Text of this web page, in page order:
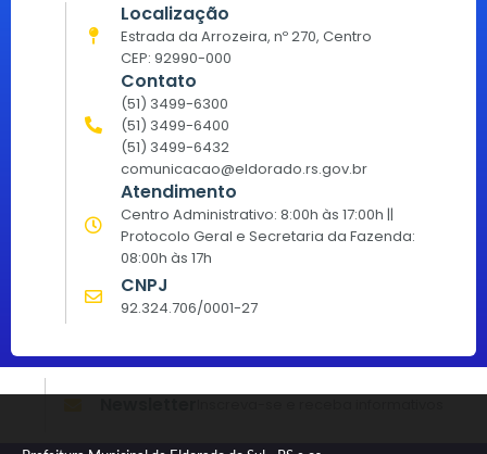
Localização
Estrada da Arrozeira, nº 270, Centro
CEP: 92990-000
Contato
(51) 3499-6300
(51) 3499-6400
(51) 3499-6432
comunicacao@eldorado.rs.gov.br
Atendimento
Centro Administrativo: 8:00h às 17:00h ||
Protocolo Geral e Secretaria da Fazenda:
08:00h às 17h
CNPJ
92.324.706/0001-27